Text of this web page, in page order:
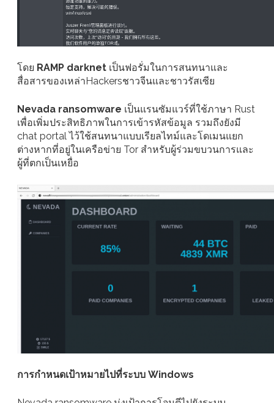
โดย RAMP darknet เป็นฟอรั่มในการสนทนาและ
สื่อสารของเหล่าHackersชาวจีนและชาวรัสเซีย
Nevada ransomware เป็นแรนซัมแวร์ที่ใช้ภาษา Rust
เพื่อเพิ่มประสิทธิภาพในการเข้ารหัสข้อมูล รวมถึงยังมี
chat portal ไว้ใช้สนทนาแบบเรียลไทม์และโดเมนแยก
ต่างหากที่อยู่ในเครือข่าย Tor สำหรับผู้ร่วมขบวนการและ
ผู้ที่ตกเป็นเหยื่อ
การกำหนดเป้าหมายไปที่ระบบ Windows